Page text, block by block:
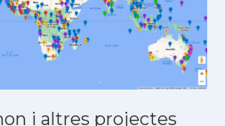
i altres projectes